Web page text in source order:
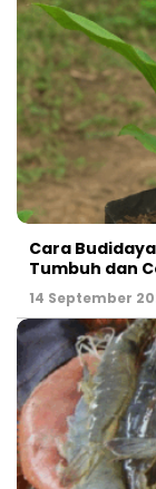
Cara
Tumbuh dan
14 September